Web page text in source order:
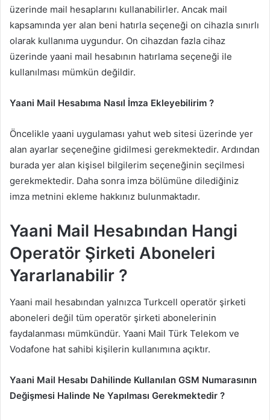
üzerinde mail hesaplarını kullanabilirler. Ancak mail
kapsamında yer alan beni hatırla seçeneği on cihazla sınırlı
olarak kullanıma uygundur. On cihazdan fazla cihaz
üzerinde yaani mail hesabının hatırlama seçeneği ile
kullanılması mümkün değildir.
Yaani Mail Hesabıma Nasıl İmza Ekleyebilirim ?
Öncelikle yaani uygulaması yahut web sitesi üzerinde yer
alan ayarlar seçeneğine gidilmesi gerekmektedir. Ardından
burada yer alan kişisel bilgilerim seçeneğinin seçilmesi
gerekmektedir. Daha sonra imza bölümüne dilediğiniz
imza metnini ekleme hakkınız bulunmaktadır.
Yaani Mail Hesabından Hangi
Operatör Şirketi Aboneleri
Yararlanabilir ?
Yaani mail hesabından yalnızca Turkcell operatör şirketi
aboneleri değil tüm operatör şirketi abonelerinin
faydalanması mümkündür. Yaani Mail Türk Telekom ve
Vodafone hat sahibi kişilerin kullanımına açıktır.
Yaani Mail Hesabı Dahilinde Kullanılan GSM Numarasının
Değişmesi Halinde Ne Yapılması Gerekmektedir ?